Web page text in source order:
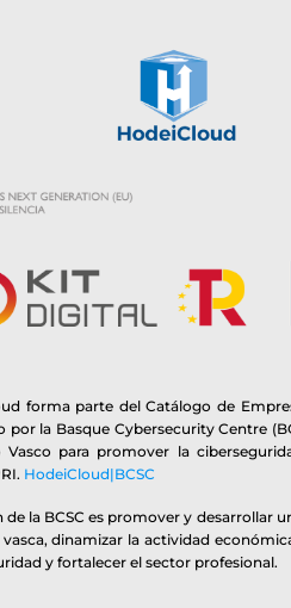
forma parte del Catálogo de
por la Basque Cybersecurity Centre
Vasco para promover la
HodeiCloud|BCSC
de la BCSC es promover y desarrollar
dinamizar la actividad
y fortalecer el sector profesional.